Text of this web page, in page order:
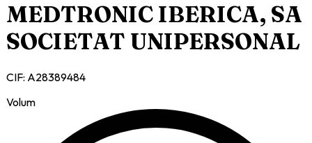
MEDTRONIC IBERICA, SA
SOCIETAT UNIPERSONAL
CIF: A28389484
Volum